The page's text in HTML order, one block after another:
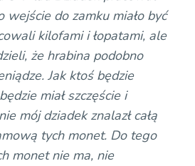
wejście do zamku miało być
kilofami i łopatami, ale
że hrabina podobno
Jak ktoś będzie
miał szczęście i
mój dziadek znalazł całą
tych monet. Do tego
monet nie ma, nie